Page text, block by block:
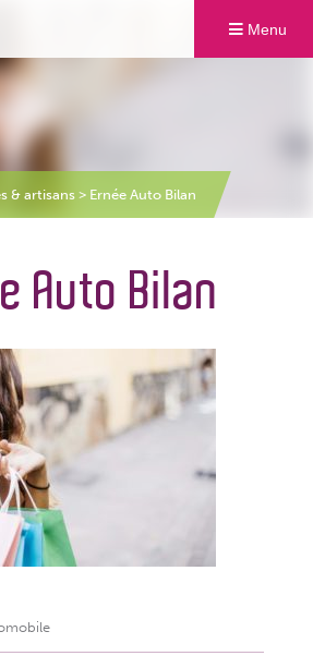
Menu
& artisans > Ernée Auto Bilan
Auto Bilan